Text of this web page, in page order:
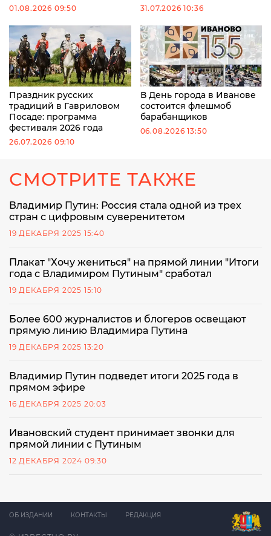
01.08.2026 09:50 31.07.2026 10:36
Праздник русских
традиций в Гавриловом
Посаде: программа
фестиваля 2026 года
26.07.2026 09:10
В День города в Иванове
состоится флешмоб
барабанщиков
06.08.2026 13:50
СМОТРИТЕ ТАКЖЕ
Владимир Путин: Россия стала одной из трех
стран с цифровым суверенитетом
19 ДЕКАБРЯ 2025 15:40
Плакат "Хочу жениться" на прямой линии "Итоги
года с Владимиром Путиным" сработал
19 ДЕКАБРЯ 2025 15:10
Более 600 журналистов и блогеров освещают
прямую линию Владимира Путина
19 ДЕКАБРЯ 2025 13:20
Владимир Путин подведет итоги 2025 года в
прямом эфире
16 ДЕКАБРЯ 2025 20:03
Ивановский студент принимает звонки для
прямой линии с Путиным
12 ДЕКАБРЯ 2024 09:30
ОБ ИЗДАНИИ КОНТАКТЫ РЕДАКЦИЯ